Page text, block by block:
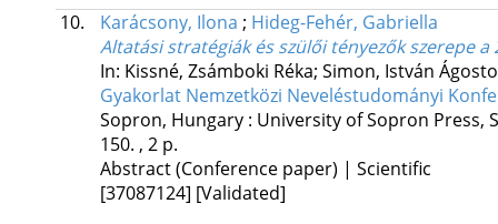
10.
Karácsony, Ilona ; Hideg-Fehér, Gabriella
Altatási stratégiák és szülői tényezők szerepe
In: Kissné, Zsámboki Réka; Simon, István
Gyakorlat Nemzetközi Neveléstudományi
Sopron, Hungary : University of Sopron Press,
150. , 2 p.
Abstract (Conference paper) | Scientific
[37087124] [Validated]